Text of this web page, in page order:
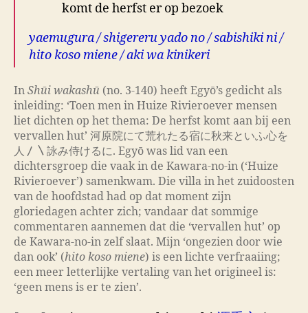
komt de herfst er op bezoek
yaemugura / shigereru yado no / sabishiki ni /
hito koso miene / aki wa kinikeri
In Shūi wakashū (no. 3-140) heeft Egyō’s gedicht als
inleiding: ‘Toen men in Huize Rivieroever mensen
liet dichten op het thema: De herfst komt aan bij een
vervallen hut’ 河原院にて荒れたる宿に秋来といふ心を
人〳〵詠み侍けるに. Egyō was lid van een
dichtersgroep die vaak in de Kawara-no-in (‘Huize
Rivieroever’) samenkwam. Die villa in het zuidoosten
van de hoofdstad had op dat moment zijn
gloriedagen achter zich; vandaar dat sommige
commentaren aannemen dat die ‘vervallen hut’ op
de Kawara-no-in zelf slaat. Mijn ‘ongezien door wie
dan ook’ (hito koso miene) is een lichte verfraaiing;
een meer letterlijke vertaling van het origineel is:
‘geen mens is er te zien’.